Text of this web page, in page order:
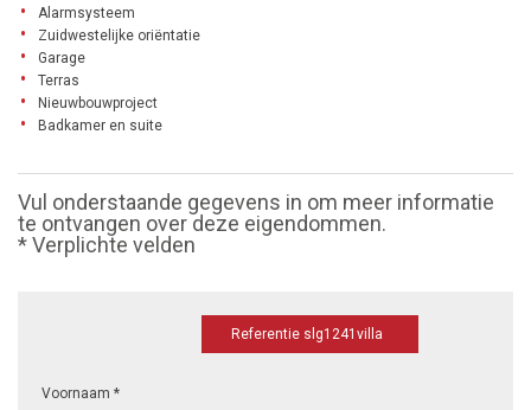
Alarmsysteem
Zuidwestelijke oriëntatie
Garage
Terras
Nieuwbouwproject
Badkamer en suite
Vul onderstaande gegevens in om meer informatie
te ontvangen over deze eigendommen.
* Verplichte velden
Referentie slg1241villa
Voornaam *